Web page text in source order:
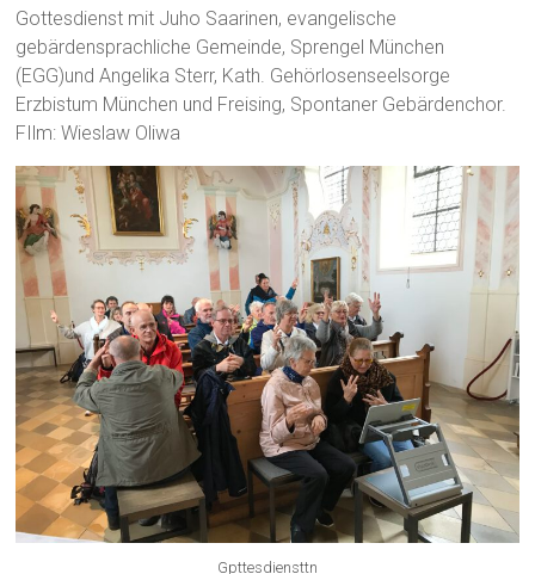
Gottesdienst mit Juho Saarinen, evangelische
gebärdensprachliche Gemeinde, Sprengel München
(EGG)und Angelika Sterr, Kath. Gehörlosenseelsorge
Erzbistum München und Freising, Spontaner Gebärdenchor.
FIlm: Wieslaw Oliwa
Gpttesdiensttn